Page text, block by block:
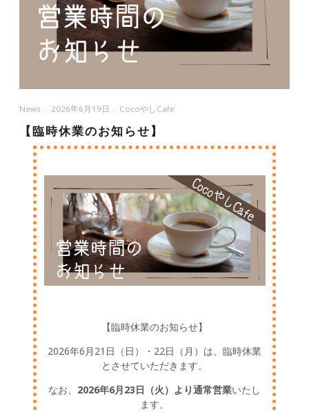
News 2026年6月19日 CocoやしCafe
【臨時休業のお知らせ】
【臨時休業のお知らせ】
2026年6月21日（日）・22日（月）は、臨時休業
とさせていただきます。
なお、 2026年6月23日（火）より通常営業いたし
ます。